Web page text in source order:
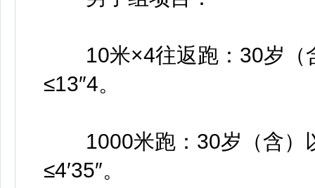
10米×4往返跑：30岁（
≤13″4。
1000米跑：30岁（含）以
≤4′35″。